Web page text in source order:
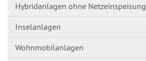
Hybridanlagen ohne Netzeinspeisung
Inselanlagen
Wohnmobilanlagen